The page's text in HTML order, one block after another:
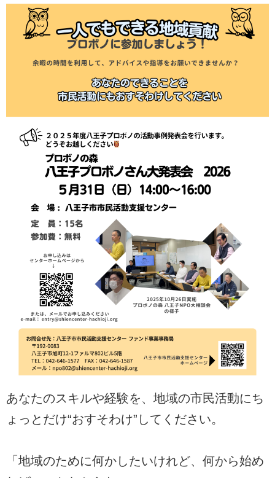
あなたのスキルや経験を、地域の市民活動にち
ょっとだけ“おすそわけ”してください。
「地域のために何かしたいけれど、何から始め